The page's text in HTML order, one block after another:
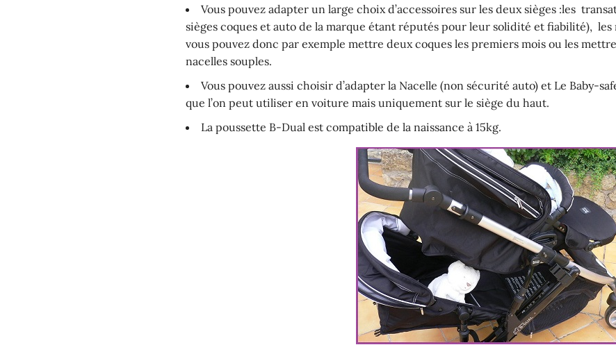
Vous pouvez adapter un large choix d’accessoires sur les deux sièges :les
sièges coques et auto de la marque étant réputés pour leur solidité et fiabilité), les
vous pouvez donc par exemple mettre deux coques les premiers mois ou les
nacelles souples.
Vous pouvez aussi choisir d’adapter la Nacelle (non sécurité auto) et Le Baby-
que l’on peut utiliser en voiture mais uniquement sur le siège du haut.
La poussette B-Dual est compatible de la naissance à 15kg.